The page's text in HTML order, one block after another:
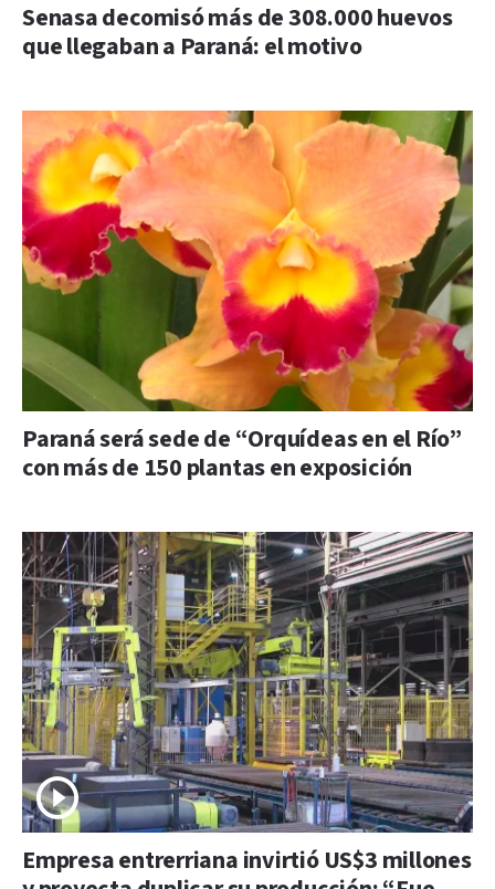
Senasa decomisó más de 308.000 huevos
que llegaban a Paraná: el motivo
Paraná será sede de “Orquídeas en el Río”
con más de 150 plantas en exposición
Empresa entrerriana invirtió US$3 millones